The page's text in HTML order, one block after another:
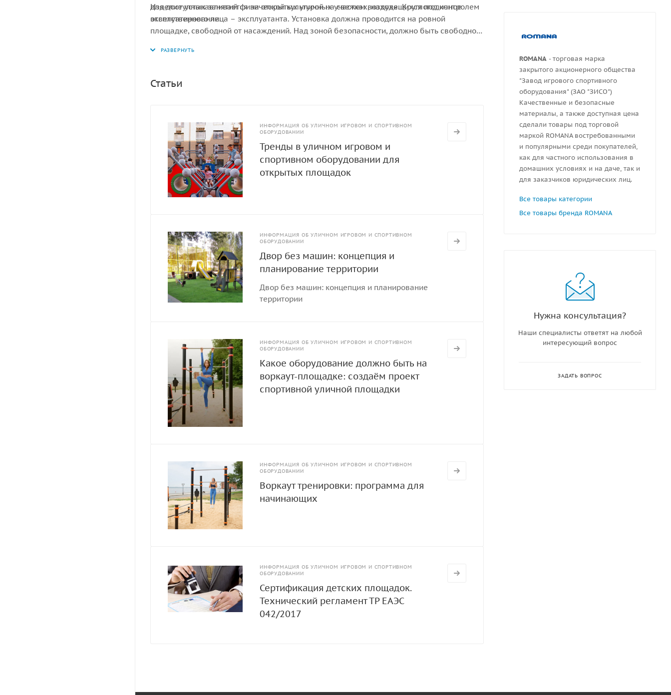
для доступных занятий физической культурой на свежем воздухе. Круглогодичное
эксплуатирование.
Изделие устанавливается на открытых уличных участках, находящихся под контролем
ответственного лица – эксплуатанта. Установка должна проводится на ровной
площадке, свободной от насаждений. Над зоной безопасности, должно быть свободное
Статьи
ИНФОРМАЦИЯ ОБ УЛИЧНОМ ИГРОВОМ И СПОРТИВНОМ
ОБОРУДОВАНИИ
Тренды в уличном игровом и
спортивном оборудовании для
открытых площадок
ИНФОРМАЦИЯ ОБ УЛИЧНОМ ИГРОВОМ И СПОРТИВНОМ
ОБОРУДОВАНИИ
Двор без машин: концепция и
планирование территории
Двор без машин: концепция и планирование
территории
ИНФОРМАЦИЯ ОБ УЛИЧНОМ ИГРОВОМ И СПОРТИВНОМ
ОБОРУДОВАНИИ
Какое оборудование должно быть на
воркаут-площадке: создаём проект
спортивной уличной площадки
ИНФОРМАЦИЯ ОБ УЛИЧНОМ ИГРОВОМ И СПОРТИВНОМ
ОБОРУДОВАНИИ
Воркаут тренировки: программа для
начинающих
ИНФОРМАЦИЯ ОБ УЛИЧНОМ ИГРОВОМ И СПОРТИВНОМ
ОБОРУДОВАНИИ
Сертификация детских площадок.
Технический регламент ТР ЕАЭС
042/2017
ROMANA - торговая марка
закрытого акционерного общества
"Завод игрового спортивного
оборудования" (ЗАО "ЗИСО")
Качественные и безопасные
материалы, а также доступная цена
сделали товары под торговой
маркой ROMANA востребованными
и популярными среди покупателей,
как для частного использования в
домашних условиях и на даче, так и
для заказчиков юридических лиц.
Все товары категории
Все товары бренда ROMANA
Нужна консультация?
Наши специалисты ответят на любой
интересующий вопрос
ЗАДАТЬ ВОПРОС